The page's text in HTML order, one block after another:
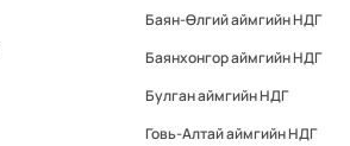
Баян-Өлгий аймгийн НДГ
Баянхонгор аймгийн НДГ
Булган аймгийн НДГ
Говь-Алтай аймгийн НДГ